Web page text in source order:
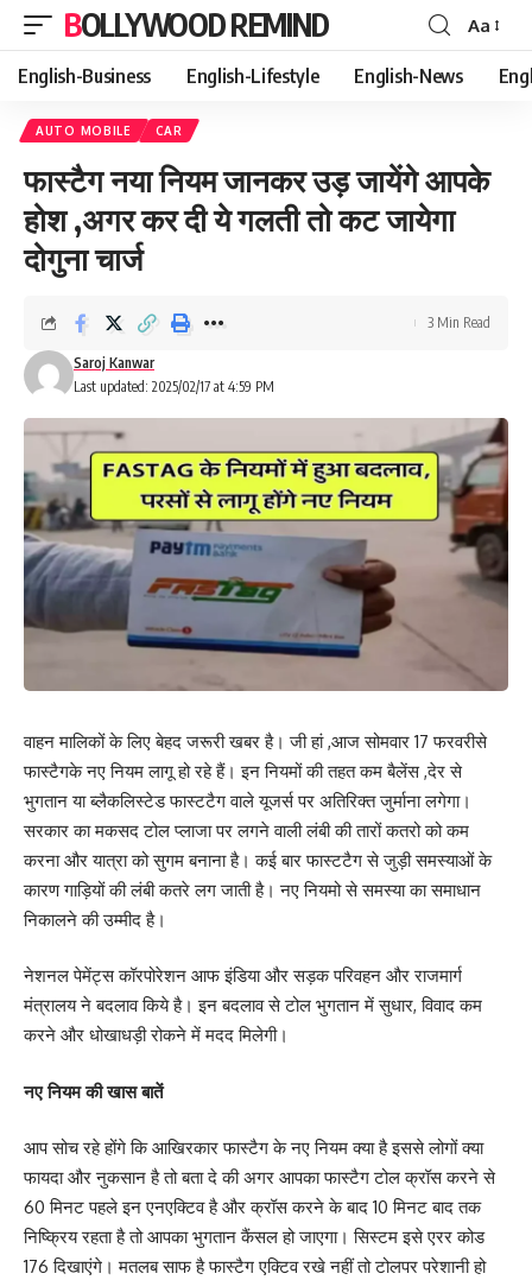
BOLLYWOOD REMIND
Font
Resizer
Aa
English-Business English-Lifestyle English-News
AUTO MOBILE CAR
फास्टैग नया नियम जानकर उड़ जायेंगे आपके
होश ,अगर कर दी ये गलती तो कट जायेगा
दोगुना चार्ज
Last updated: 2025/02/17 at 4:59 PM
Saroj Kanwar
3 Min Read
वाहन मालिकों के लिए बेहद जरूरी खबर है। जी हां ,आज सोमवार 17 फरवरीसे
फास्टैगके नए नियम लागू हो रहे हैं। इन नियमों की तहत कम बैलेंस ,देर से
भुगतान या ब्लैकलिस्टेड फास्टटैग वाले यूजर्स पर अतिरिक्त जुर्माना लगेगा।
सरकार का मकसद टोल प्लाजा पर लगने वाली लंबी की तारों कतरो को कम
करना और यात्रा को सुगम बनाना है। कई बार फास्टटैग से जुड़ी समस्याओं के
कारण गाड़ियों की लंबी कतरे लग जाती है। नए नियमो से समस्या का समाधान
निकालने की उम्मीद है।
नेशनल पेमेंट्स कॉरपोरेशन आफ इंडिया और सड़क परिवहन और राजमार्ग
मंत्रालय ने बदलाव किये है। इन बदलाव से टोल भुगतान में सुधार, विवाद कम
करने और धोखाधड़ी रोकने में मदद मिलेगी।
नए नियम की खास बातें
आप सोच रहे होंगे कि आखिरकार फास्टैग के नए नियम क्या है इससे लोगों क्या
फायदा और नुकसान है तो बता दे की अगर आपका फास्टैग टोल क्रॉस करने से
60 मिनट पहले इन एनएक्टिव है और क्रॉस करने के बाद 10 मिनट बाद तक
निष्क्रिय रहता है तो आपका भुगतान कैंसल हो जाएगा। सिस्टम इसे एरर कोड
176 दिखाएंगे। मतलब साफ है फास्टैग एक्टिव रखे नहीं तो टोलपर परेशानी हो